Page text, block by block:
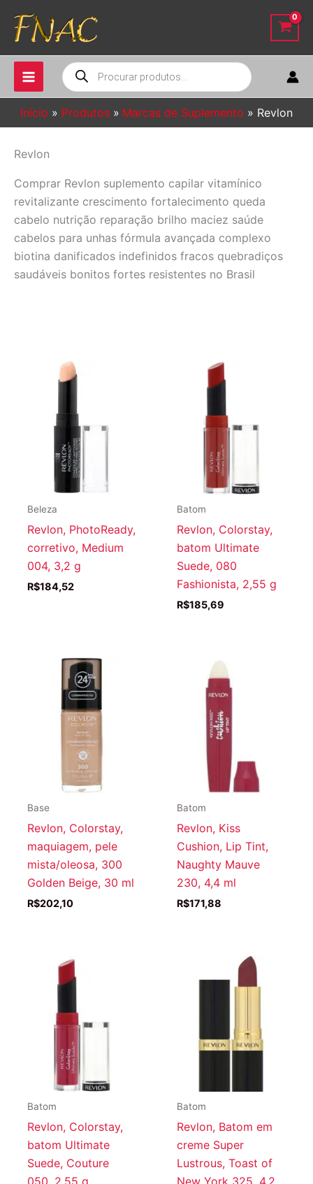
para
conteúdo
Pesquisar
produtos
Início Produtos Marcas de Suplemento Revlon
Revlon
Comprar Revlon suplemento capilar vitamínico
revitalizante crescimento fortalecimento queda
cabelo nutrição reparação brilho maciez saúde
cabelos para unhas fórmula avançada complexo
biotina danificados indefinidos fracos quebradiços
saudáveis bonitos fortes resistentes no Brasil
Beleza
Revlon, PhotoReady,
corretivo, Medium
004, 3,2 g
R$184,52
Batom
Revlon, Colorstay,
batom Ultimate
Suede, 080
Fashionista, 2,55 g
R$185,69
Base
Revlon, Colorstay,
maquiagem, pele
mista/oleosa, 300
Golden Beige, 30 ml
R$202,10
Batom
Revlon, Kiss
Cushion, Lip Tint,
Naughty Mauve
230, 4,4 ml
R$171,88
Batom
Revlon, Colorstay,
batom Ultimate
Suede, Couture
050, 2,55 g
Batom
Revlon, Batom em
creme Super
Lustrous, Toast of
New York 325, 4,2